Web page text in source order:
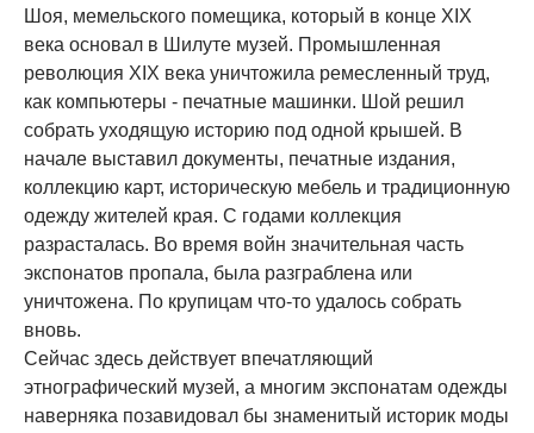
Шоя, мемельского помещика, который в конце XIX
века основал в Шилуте музей. Промышленная
революция XIX века уничтожила ремесленный труд,
как компьютеры - печатные машинки. Шой решил
собрать уходящую историю под одной крышей. В
начале выставил документы, печатные издания,
коллекцию карт, историческую мебель и традиционную
одежду жителей края. С годами коллекция
разрасталась. Во время войн значительная часть
экспонатов пропала, была разграблена или
уничтожена. По крупицам что-то удалось собрать
вновь.
Сейчас здесь действует впечатляющий
этнографический музей, а многим экспонатам одежды
наверняка позавидовал бы знаменитый историк моды